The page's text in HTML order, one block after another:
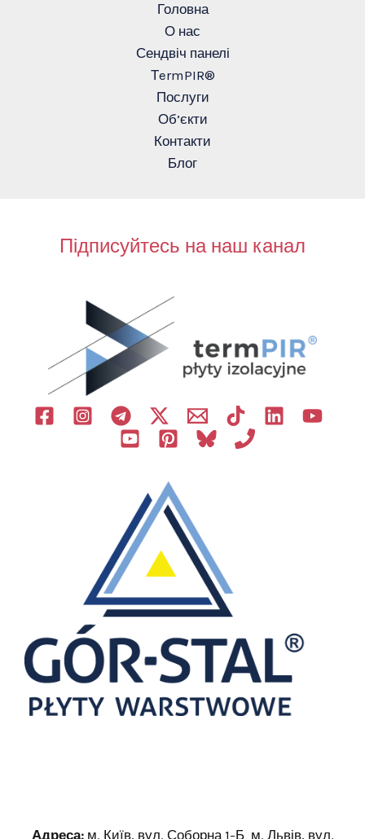
Головна
О нас
Сендвіч панелі
ТermPIR®
Послуги
Об’єкти
Контакти
Блог
Підписуйтесь на наш канал
Адреса:м. Київ, вул. Соборна 1-Б м. Львів, вул.